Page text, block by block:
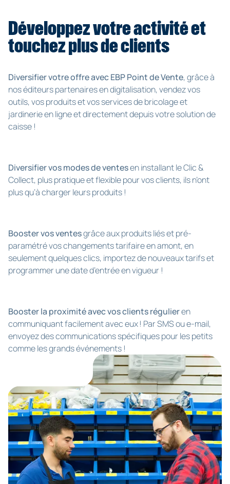
Développez votre activité et
touchez plus de clients
Diversifier votre offre avec EBP Point de Vente, grâce à
nos éditeurs partenaires en digitalisation, vendez vos
outils, vos produits et vos services de bricolage et
jardinerie en ligne et directement depuis votre solution de
caisse !
Diversifier vos modes de ventesen installant le Clic &
Collect, plus pratique et flexible pour vos clients, ils n’ont
plus qu’à charger leurs produits !
Booster vos ventesgrâce aux produits liés et pré-
paramétré vos changements tarifaire en amont, en
seulement quelques clics, importez de nouveaux tarifs et
programmer une date d’entrée en vigueur !
Booster la proximité avec vos clients régulieren
communiquant facilement avec eux ! Par SMS ou e-mail,
envoyez des communications spécifiques pour les petits
comme les grands événements !